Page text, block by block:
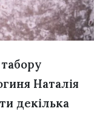
Наталія
декілька